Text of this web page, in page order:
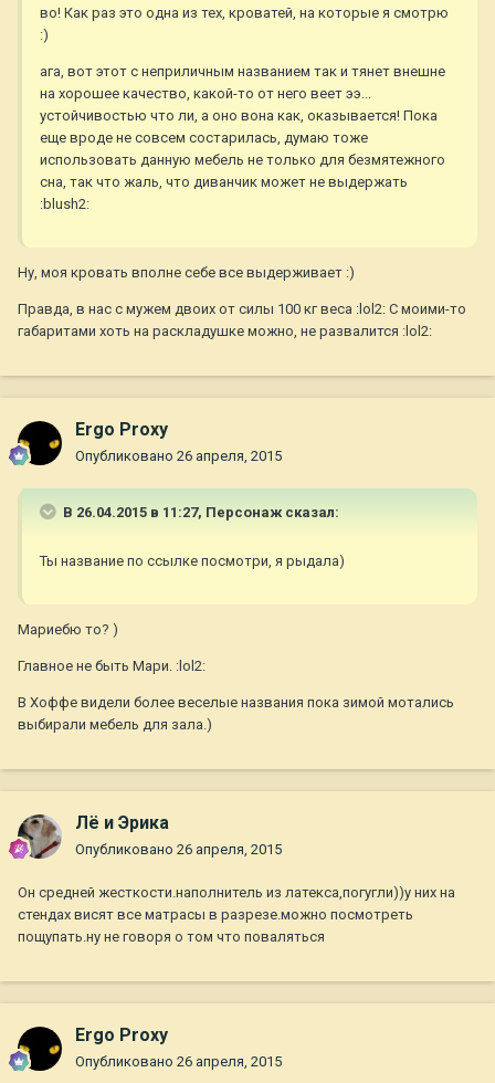
во! Как раз это одна из тех, кроватей, на которые я смотрю
:)
ага, вот этот с неприличным названием так и тянет внешне
на хорошее качество, какой-то от него веет ээ...
устойчивостью что ли, а оно вона как, оказывается! Пока
еще вроде не совсем состарилась, думаю тоже
использовать данную мебель не только для безмятежного
сна, так что жаль, что диванчик может не выдержать
:blush2:
Ну, моя кровать вполне себе все выдерживает :)
Правда, в нас с мужем двоих от силы 100 кг веса :lol2: С моими-то
габаритами хоть на раскладушке можно, не развалится :lol2:
Ergo Proxy
Опубликовано 26 апреля, 2015
В 26.04.2015 в 11:27, Персонаж сказал:
Ты название по ссылке посмотри, я рыдала)
Мариебю то? )
Главное не быть Мари. :lol2:
В Хоффе видели более веселые названия пока зимой мотались
выбирали мебель для зала.)
Лё и Эрика
Опубликовано 26 апреля, 2015
Он средней жесткости.наполнитель из латекса,погугли))у них на
стендах висят все матрасы в разрезе.можно посмотреть
пощупать.ну не говоря о том что поваляться
Ergo Proxy
Опубликовано 26 апреля, 2015